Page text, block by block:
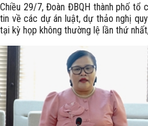
Chiều 29/7, Đoàn ĐBQH thành phố
tin về các dự án luật, dự thảo nghị
tại kỳ họp không thường lệ lần thứ